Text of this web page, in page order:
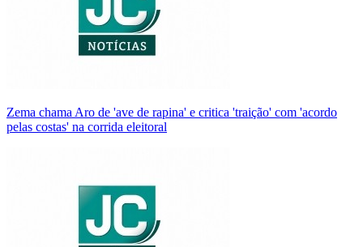
Zema chama Aro de 'ave de rapina' e critica 'traição' com 'acordo
pelas costas' na corrida eleitoral